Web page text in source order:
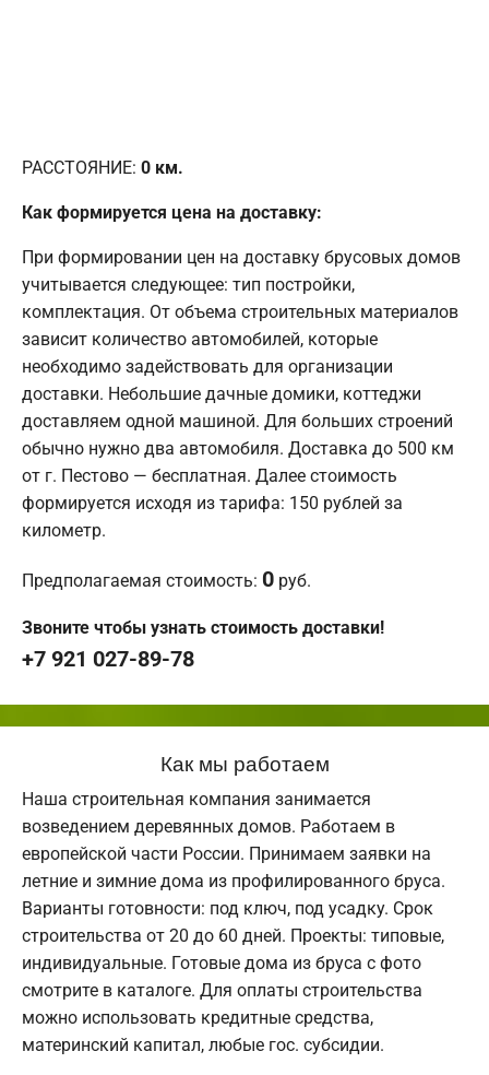
РАССТОЯНИЕ: 0 км.
Как формируется цена на доставку:
При формировании цен на доставку брусовых домов
учитывается следующее: тип постройки,
комплектация. От объема строительных материалов
зависит количество автомобилей, которые
необходимо задействовать для организации
доставки. Небольшие дачные домики, коттеджи
доставляем одной машиной. Для больших строений
обычно нужно два автомобиля. Доставка до 500 км
от г. Пестово — бесплатная. Далее стоимость
формируется исходя из тарифа: 150 рублей за
километр.
Предполагаемая стоимость: 0 руб.
Звоните чтобы узнать стоимость доставки!
+7 921 027-89-78
Как мы работаем
Наша строительная компания занимается
возведением деревянных домов. Работаем в
европейской части России. Принимаем заявки на
летние и зимние дома из профилированного бруса.
Варианты готовности: под ключ, под усадку. Срок
строительства от 20 до 60 дней. Проекты: типовые,
индивидуальные. Готовые дома из бруса с фото
смотрите в каталоге. Для оплаты строительства
можно использовать кредитные средства,
материнский капитал, любые гос. субсидии.